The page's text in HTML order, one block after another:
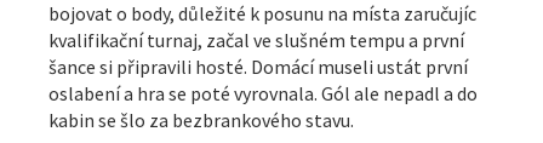
bojovat o body, důležité k posunu na místa zaručujíc
kvalifikační turnaj, začal ve slušném tempu a první
šance si připravili hosté. Domácí museli ustát první
oslabení a hra se poté vyrovnala. Gól ale nepadl a do
kabin se šlo za bezbrankového stavu.